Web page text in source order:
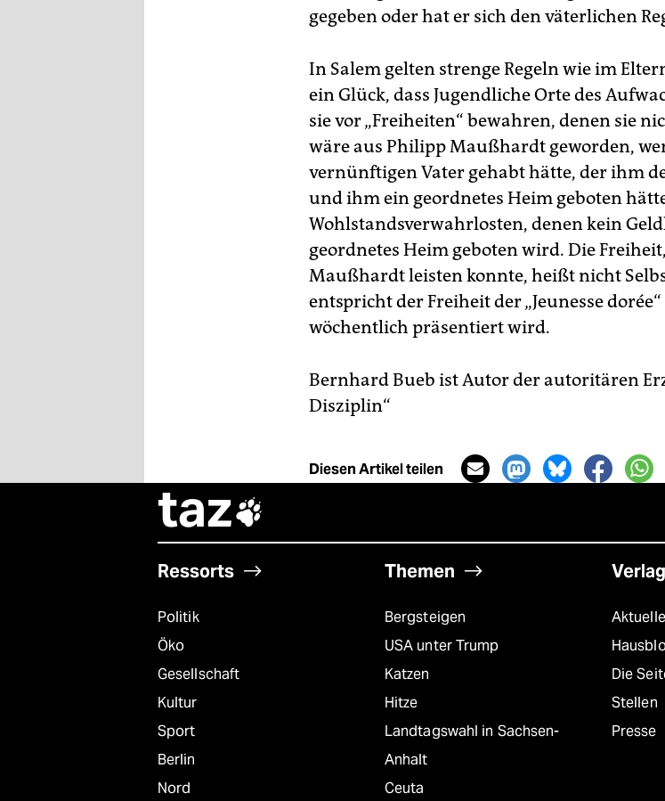
gegeben oder hat er sich den väterlichen
In Salem gelten strenge Regeln wie im
ein Glück, dass Jugendliche Orte des
sie vor „Freiheiten“ bewahren, denen sie
wäre aus Philipp Maußhardt geworden,
vernünftigen Vater gehabt hätte, der ihm
und ihm ein geordnetes Heim geboten
Wohlstandsverwahrlosten, denen kein
geordnetes Heim geboten wird. Die
Maußhardt leisten konnte, heißt nicht
entspricht der Freiheit der „Jeunesse
wöchentlich präsentiert wird.
Bernhard Bueb ist Autor der autoritären
Disziplin“
Diesen Artikel teilen
taz
Ressorts
Politik
Öko
Gesellschaft
Kultur
Sport
Berlin
Nord
Themen
Bergsteigen
USA unter Trump
Katzen
Hitze
Landtagswahl in Sachsen-
Anhalt
Ceuta
Verlag
Die
Stellen
Presse